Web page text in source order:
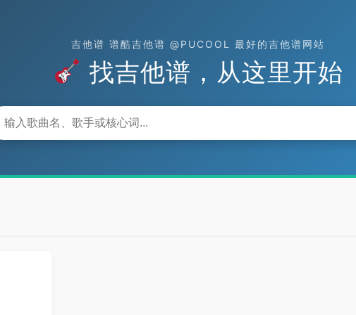
吉他谱 谱酷吉他谱 @PUCOOL 最好的吉他谱网站
找吉他谱，从这里开始